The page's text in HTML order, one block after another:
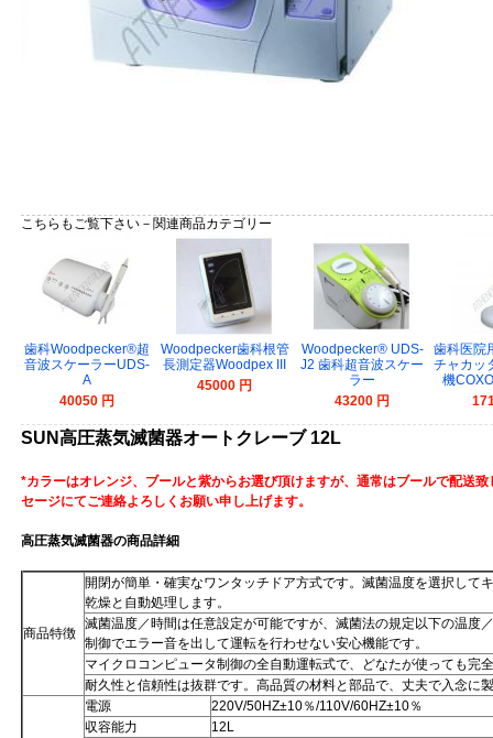
こちらもご覧下さい－関連商品カテゴリー
歯科Woodpecker®超
音波スケーラーUDS-
A
40050 円
Woodpecker歯科根管
長測定器Woodpex III
45000 円
Woodpecker® UDS-
J2 歯科超音波スケー
ラー
43200 円
歯科医院
チャカッ
機
SUN高圧蒸気滅菌器オートクレーブ 12L
*カラーはオレンジ、ブールと紫からお選び頂けますが、通常はブールで配送
セージにてご連絡よろしくお願い申し上げます。
高圧蒸気滅菌器の商品詳細
商品特徴
開閉が簡単・確実なワンタッチドア方式です。滅菌温度を選択し
乾燥と自動処理します。
滅菌温度／時間は任意設定が可能ですが、滅菌法の規定以下の温度
制御でエラー音を出して運転を行わせない安心機能です。
マイクロコンピュータ制御の全自動運転式で、どなたが使っても完
耐久性と信頼性は抜群です。高品質の材料と部品で、丈夫で入念に
電源
220V/50HZ±10％/110V/60HZ±10％
収容能力
12L